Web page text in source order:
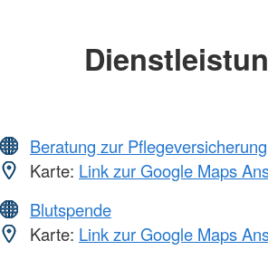
Beratung zur Pflegeversicherung
Karte: Link zur Google Maps
Blutspende
Karte: Link zur Google Maps